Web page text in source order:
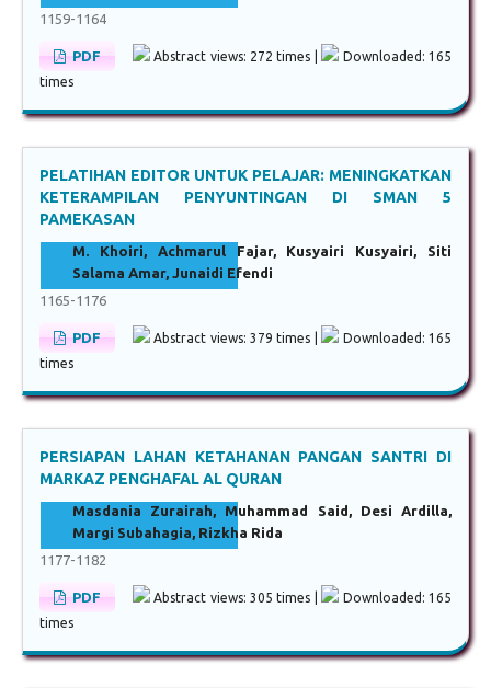
1159-1164
PDF Abstract views: 272 times |
Downloaded: 165
times
PELATIHAN EDITOR UNTUK PELAJAR: MENINGKATKAN
KETERAMPILAN PENYUNTINGAN DI SMAN 5
PAMEKASAN
M. Khoiri, Achmarul Fajar, Kusyairi Kusyairi, Siti
Salama Amar, Junaidi Efendi
1165-1176
PDF Abstract views: 379 times |
Downloaded: 165
times
PERSIAPAN LAHAN KETAHANAN PANGAN SANTRI DI
MARKAZ PENGHAFAL AL QURAN
Masdania Zurairah, Muhammad Said, Desi Ardilla,
Margi Subahagia, Rizkha Rida
1177-1182
PDF Abstract views: 305 times |
Downloaded: 165
times